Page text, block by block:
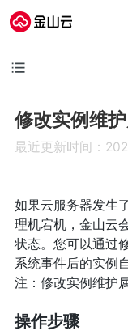
修改实例维
最近更新时间：
如果云服务器发生
理机宕机，金山云
状态。您可以通过
系统事件后的实例
注：修改实例维护
操作步骤